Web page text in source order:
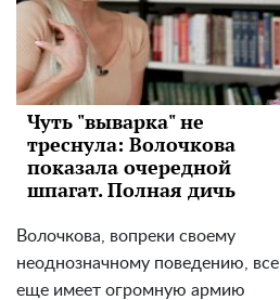
Чуть "выварка" не
треснула: Волочкова
показала очередной
шпагат. Полная дичь
Волочкова, вопреки своему
неоднозначному поведению, все
еще имеет огромную армию